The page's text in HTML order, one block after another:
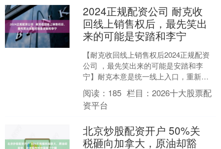
2024正规配资公司 耐克收
回线上销售权后，最先笑出
来的可能是安踏和李宁
【耐克收回线上销售权后2024正规配资
公司 ，最先笑出来的可能是安踏和李
宁】耐克本意是统一线上入口，重新掌
握品牌形象和定价权。但是它忽略了一
点，中国消费者已经习....
阅读： 185 栏目：2026十大股票配
资平台
北京炒股配资开户 50%关
税砸向加拿大，原油却豁